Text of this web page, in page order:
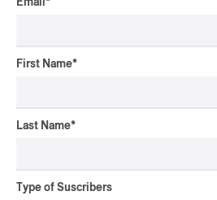
party
participatif
pop-opéra
J-Rock
chaoui
First Name*
Last Name*
Type of Suscribers